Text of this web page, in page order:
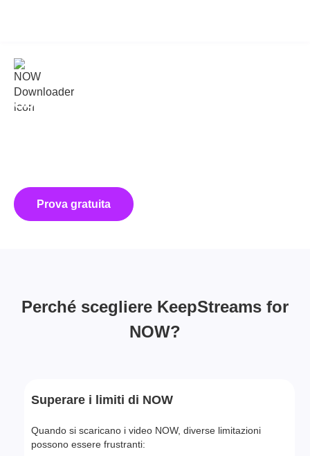
Scarica le serie TV e i film di NOW
Prova gratuita
Perché scegliere KeepStreams for
NOW?
Superare i limiti di NOW
Quando si scaricano i video NOW, diverse limitazioni
possono essere frustranti: